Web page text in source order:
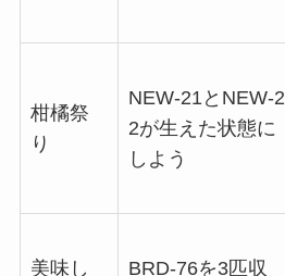
柑橘祭
り
NEW-21とNEW-2
2が生えた状態に
しよう
美味し BRD-76を3匹収